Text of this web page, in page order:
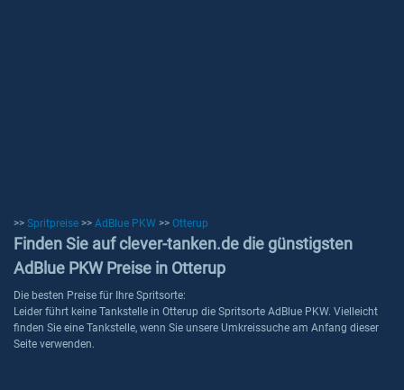
>> Spritpreise >> AdBlue PKW >> Otterup
Finden Sie auf clever-tanken.de die günstigsten
AdBlue PKW Preise in Otterup
Die besten Preise für Ihre Spritsorte:
Leider führt keine Tankstelle in Otterup die Spritsorte AdBlue PKW. Vielleicht
finden Sie eine Tankstelle, wenn Sie unsere Umkreissuche am Anfang dieser
Seite verwenden.